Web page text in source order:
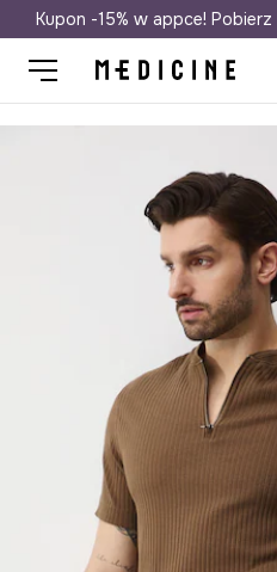
Darmowa
Kupon -15% w appce!